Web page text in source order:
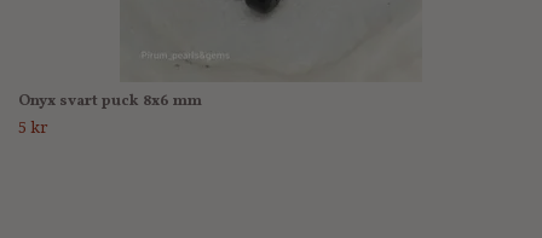
Onyx svart puck 8x6 mm
5 kr